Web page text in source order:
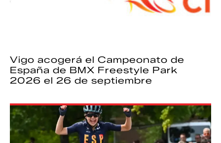
Vigo acogerá el Campeonato de
España de BMX Freestyle Park
2026 el 26 de septiembre